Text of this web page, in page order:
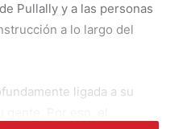
Pullally y a las personas
a lo largo del
ligada a su